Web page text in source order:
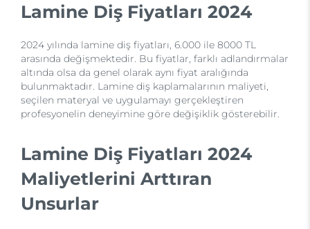
Lamine Diş Fiyatları 2024
2024 yılında lamine diş fiyatları, 6.000 ile 8000 TL
arasında değişmektedir. Bu fiyatlar, farklı adlandırmalar
altında olsa da genel olarak aynı fiyat aralığında
bulunmaktadır. Lamine diş kaplamalarının maliyeti,
seçilen materyal ve uygulamayı gerçekleştiren
profesyonelin deneyimine göre değişiklik gösterebilir.
Lamine Diş Fiyatları 2024
Maliyetlerini Arttıran
Unsurlar